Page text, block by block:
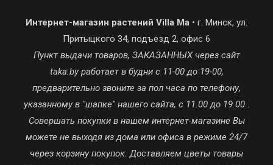
Интернет-магазин растений Villa Ma • г. Минск, ул.
Притыцкого 34, подъезд 2, офис 6
Пункт выдачи товаров, ЗАКАЗАННЫХ через сайт
taka.by работает в будни с 11-00 до 19-00,
предварительно звоните за пол часа по телефону,
указанному в "шапке" нашего сайта, с 11.00 до 19.00 .
Совершать покупки в нашем интернет-магазине Вы
можете не выходя из дома или офиса в режиме 24/7
через корзину покупок. Доставляем цветы товары